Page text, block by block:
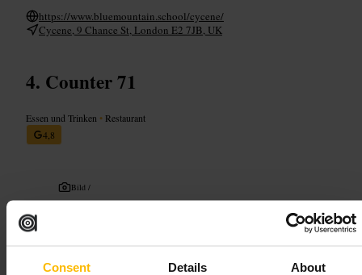
Consent Details About
https://www.bluemountain.school/cycene/
Cycene, 9 Chance St, London E2 7JB, UK
Counter 71
Essen und Trinken • Restaurant
4,8
Bild /
“Unaufgeregte, frische Küche für gemütliche
Mahlzeiten in der Stadt.